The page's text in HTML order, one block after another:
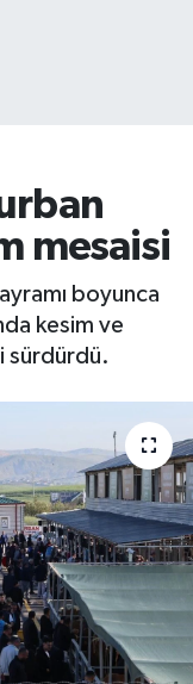
mesaisi
boyunca
kesim ve
sürdürdü.